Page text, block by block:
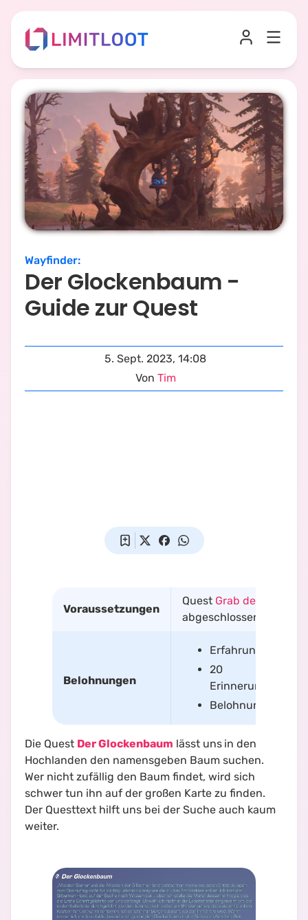
Wayfinder:
Der Glockenbaum -
Guide zur Quest
5. Sept. 2023, 14:08
Von Tim
Voraussetzungen
Quest Grab des
abgeschlossen
Belohnungen
Erfahrung
20
Belohnungsturm-
Die Quest Der Glockenbaum lässt uns in den
Hochlanden den namensgeben Baum suchen.
Wer nicht zufällig den Baum findet, wird sich
schwer tun ihn auf der großen Karte zu finden.
Der Questtext hilft uns bei der Suche auch kaum
weiter.